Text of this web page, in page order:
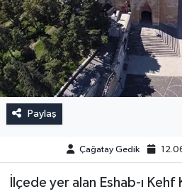
Paylaş
Çağatay Gedik
İlçede yer alan Eshab-ı